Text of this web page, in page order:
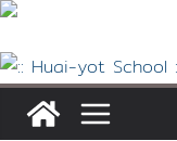
Skip
content